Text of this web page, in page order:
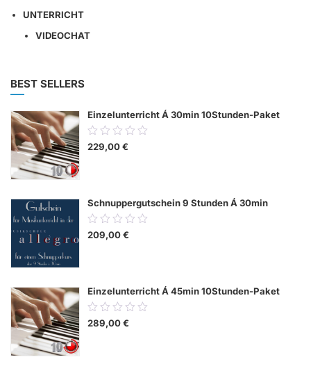
UNTERRICHT
VIDEOCHAT
BEST SELLERS
Einzelunterricht Á 30min 10Stunden-Paket
0.00
out
229,00€
Schnuppergutschein 9 Stunden Á 30min
0.00
out
209,00€
Einzelunterricht Á 45min 10Stunden-Paket
0.00
out
289,00€